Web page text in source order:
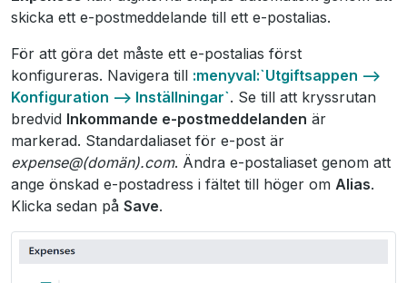
skicka ett e-postmeddelande till ett e-postalias.
För att göra det måste ett e-postalias först
konfigureras. Navigera till :menyval:`Utgiftsappen -->
Konfiguration --> Inställningar`. Se till att kryssrutan
bredvid Inkommande e-postmeddelanden är
markerad. Standardaliaset för e-post är
expense@(domän).com. Ändra e-postaliaset genom att
ange önskad e-postadress i fältet till höger om Alias.
Klicka sedan på Save.